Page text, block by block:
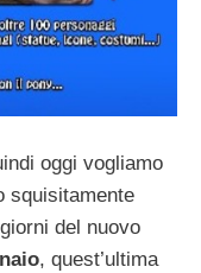
oggi vogliamo
squisitamente
del nuovo
, quest’ultima